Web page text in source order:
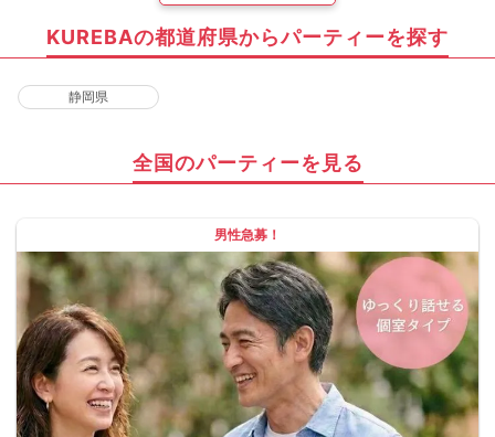
KUREBAの都道府県からパーティーを探す
静岡県
全国のパーティーを見る
男性急募！